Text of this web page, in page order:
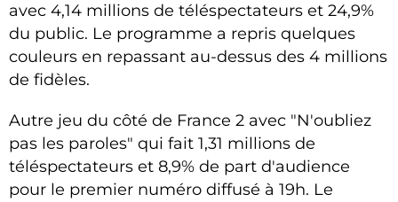
avec 4,14 millions de téléspectateurs et 24,9%
du public. Le programme a repris quelques
couleurs en repassant au-dessus des 4 millions
de fidèles.
Autre jeu du côté de France 2 avec "N'oubliez
pas les paroles" qui fait 1,31 millions de
téléspectateurs et 8,9% de part d'audience
pour le premier numéro diffusé à 19h. Le